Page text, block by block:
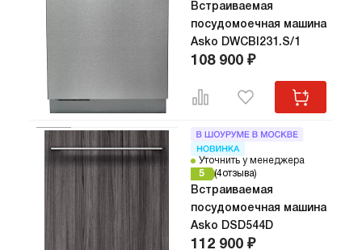
Встраиваемая
посудомоечная машина
Asko DWCBI231.S/1
108 900 ₽
Уточнить у менеджера
5
4отзыва
Встраиваемая
посудомоечная машина
Asko DSD544D
112 900 ₽